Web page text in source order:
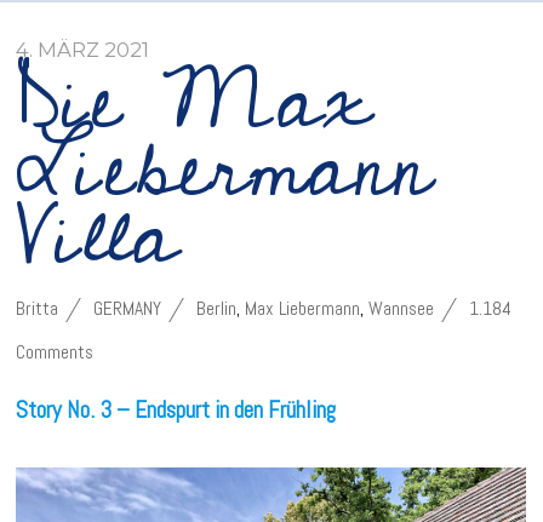
4. MÄRZ 2021
Die Max
Liebermann
Villa
Britta GERMANY Berlin, Max Liebermann,Wannsee
1.184
Comments
Story No. 3 – Endspurt in den Frühling